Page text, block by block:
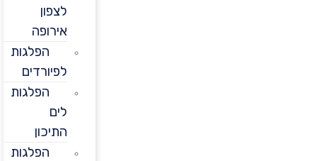
אירופה
הפלגות
לפיורדים
הפלגות
התיכון
הפלגות